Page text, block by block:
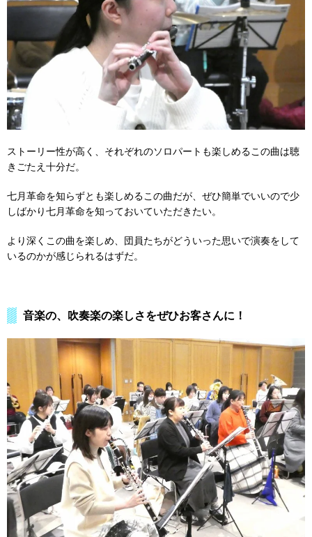
ストーリー性が高く、それぞれのソロパートも楽しめるこの曲は聴
きごたえ十分だ。
七月革命を知らずとも楽しめるこの曲だが、ぜひ簡単でいいので少
しばかり七月革命を知っておいていただきたい。
より深くこの曲を楽しめ、団員たちがどういった思いで演奏をして
いるのかが感じられるはずだ。
音楽の、吹奏楽の楽しさをぜひお客さんに！